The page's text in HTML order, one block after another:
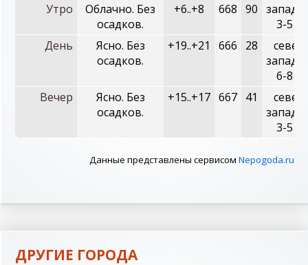
Утро
Облачно. Без
осадков.
+6..+8 668 90
3-5
День
Ясно. Без
осадков.
+19..+21 666 28
6-8
Вечер
Ясно. Без
осадков.
+15..+17 667 41
3-5
Данные представлены сервисом Nepogoda.ru
ДРУГИЕ ГОРОДА